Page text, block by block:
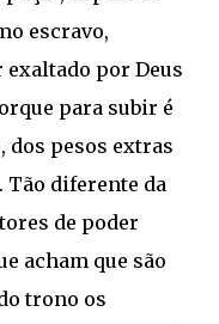
escravo,
exaltado por Deus
para subir é
dos pesos extras
Tão diferente da
de poder
acham que são
trono os